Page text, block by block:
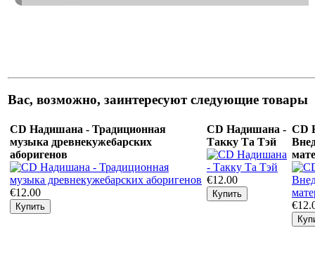
Вас, возможно, заинтересуют следующие товары
CD Надишана - Традиционная
музыка древнекужебарских
аборигенов
€12.00
CD Надишана -
Такку Та Тэй
€12.00
CD